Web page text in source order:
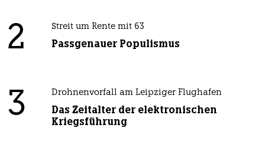
2 Streit um Rente mit 63
Passgenauer Populismus
3 Drohnenvorfall am Leipziger Flughafen
Das Zeitalter der elektronischen
Kriegsführung